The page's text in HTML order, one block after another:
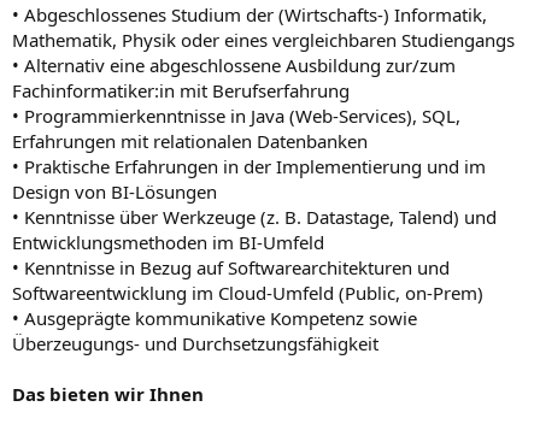
• Abgeschlossenes Studium der (Wirtschafts-) Informatik,
Mathematik, Physik oder eines vergleichbaren Studiengangs
• Alternativ eine abgeschlossene Ausbildung zur/zum
Fachinformatiker:in mit Berufserfahrung
• Programmierkenntnisse in Java (Web-Services), SQL,
Erfahrungen mit relationalen Datenbanken
• Praktische Erfahrungen in der Implementierung und im
Design von BI-Lösungen
• Kenntnisse über Werkzeuge (z. B. Datastage, Talend) und
Entwicklungsmethoden im BI-Umfeld
• Kenntnisse in Bezug auf Softwarearchitekturen und
Softwareentwicklung im Cloud-Umfeld (Public, on-Prem)
• Ausgeprägte kommunikative Kompetenz sowie
Überzeugungs- und Durchsetzungsfähigkeit
Das bieten wir Ihnen